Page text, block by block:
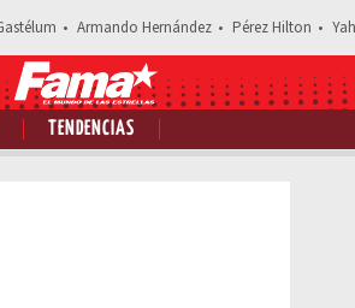
Armando Hernández Pérez Hilton
TENDENCIAS
Comparte esta noticia